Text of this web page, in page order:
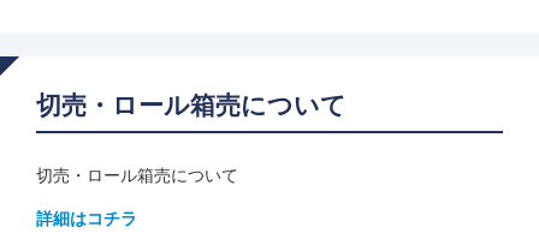
切売・ロール箱売について
切売・ロール箱売について
詳細はコチラ